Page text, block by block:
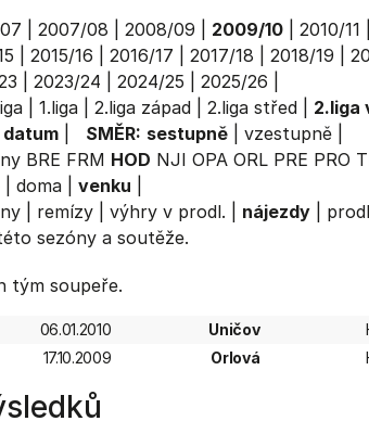
2007/08 2008/09 2009/10| 2010/11
2015/16 2016/17 2017/18 2018/19
2023/24 2024/25 2025/26
| 1.liga| 2.liga západ| 2.liga střed| 2.liga
datum| SMĚR: sestupně| vzestupně|
BRE FRM HOD NJI OPA ORL PRE PRO
| doma| venku
| remízy| výhry v prodl. nájezdy|
sezóny a soutěže.
tým soupeře.
06.01.2010 Uničov
17.10.2009 Orlová